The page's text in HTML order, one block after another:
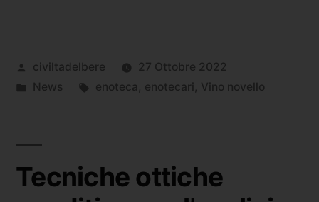
civiltadelbere
27 Ottobre 2022
News
enoteca , enotecari , Vino novello
Tecniche ottiche